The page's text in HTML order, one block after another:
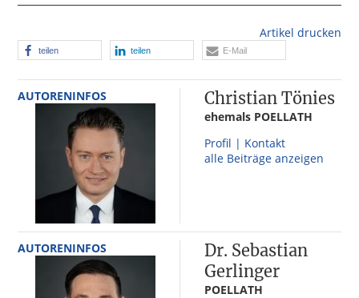
Artikel drucken
teilen teilen E-Mail
AUTORENINFOS Christian Tönies
ehemals POELLATH
Profil | Kontakt
alle Beiträge anzeigen
AUTORENINFOS
Dr. Sebastian
Gerlinger
POELLATH